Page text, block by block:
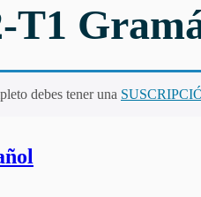
T1
debes tener una